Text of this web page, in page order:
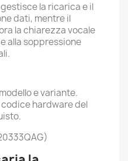
la ricarica e il
dati, mentre il
la chiarezza vocale
alla soppressione
e variante.
hardware del